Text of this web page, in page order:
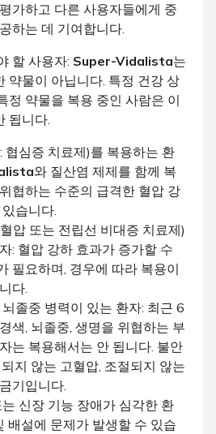
가하고 다른 사용자들에게 중
하는 데 기여합니다.
할 사용자: Super-Vidalista는
약물이 아닙니다. 특정 건강 상
정 약물을 복용 중인 사람은 이
됩니다.
협심증 치료제)를 복용하는 환
와 질산염 제제를 함께 복
협하는 수준의 급격한 혈압 강
습니다.
압 또는 전립선 비대증 치료제)
: 혈압 강하 효과가 증가할 수
필요하며, 경우에 따라 복용이
다.
졸중 병력이 있는 환자: 최근 6
색, 뇌졸중, 생명을 위협하는 부
는 복용해서는 안 됩니다. 불안
지 않는 고혈압, 조절되지 않는
기입니다.
신장 기능 장애가 심각한 환
배설에 문제가 발생할 수 있습